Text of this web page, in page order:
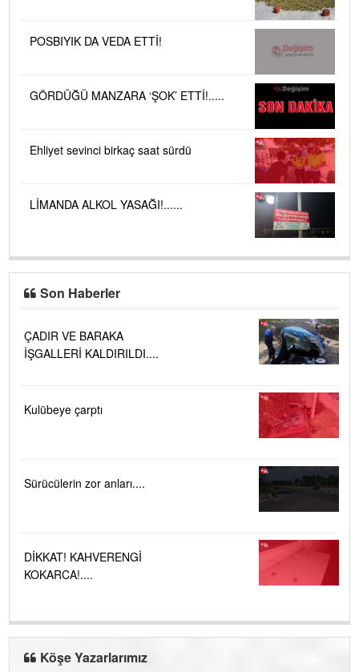
POSBIYIK DA VEDA ETTİ!
GÖRDÜĞÜ MANZARA ‘ŞOK’ ETTİ!.....
Ehliyet sevinci birkaç saat sürdü
LİMANDA ALKOL YASAĞI!......
Son Haberler
ÇADIR VE BARAKA
İŞGALLERİ KALDIRILDI....
Kulübeye çarptı
Sürücülerin zor anları....
DİKKAT! KAHVERENGİ
KOKARCA!....
Köşe Yazarlarımız